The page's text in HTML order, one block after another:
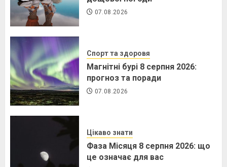
07.08.2026
Спорт та здоровя
Магнітні бурі 8 серпня 2026:
прогноз та поради
07.08.2026
Цікаво знати
Фаза Місяця 8 серпня 2026: що
це означає для вас